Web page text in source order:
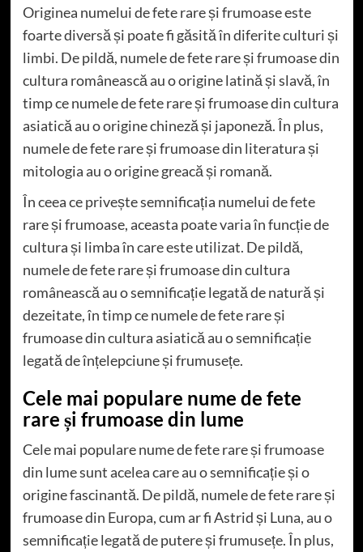
Originea numelui de fete rare și frumoase este
foarte diversă și poate fi găsită în diferite culturi și
limbi. De pildă, numele de fete rare și frumoase din
cultura românească au o origine latină și slavă, în
timp ce numele de fete rare și frumoase din cultura
asiatică au o origine chineză și japoneză. În plus,
numele de fete rare și frumoase din literatura și
mitologia au o origine greacă și romană.
În ceea ce privește semnificația numelui de fete
rare și frumoase, aceasta poate varia în funcție de
cultura și limba în care este utilizat. De pildă,
numele de fete rare și frumoase din cultura
românească au o semnificație legată de natură și
dezeitate, în timp ce numele de fete rare și
frumoase din cultura asiatică au o semnificație
legată de înțelepciune și frumusețe.
Cele mai populare nume de fete
rare și frumoase din lume
Cele mai populare nume de fete rare și frumoase
din lume sunt acelea care au o semnificație și o
origine fascinantă. De pildă, numele de fete rare și
frumoase din Europa, cum ar fi Astrid și Luna, au o
semnificație legată de putere și frumusețe. În plus,